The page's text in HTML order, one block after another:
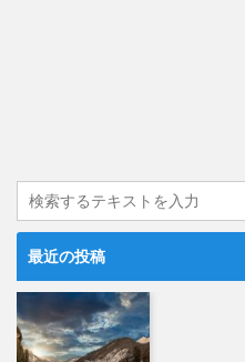
最近の投稿